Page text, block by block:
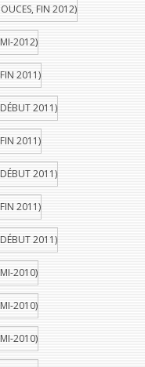
FIN 2012)
2012)
2011)
2011)
2011)
2011)
2011)
2011)
2010)
2010)
2010)